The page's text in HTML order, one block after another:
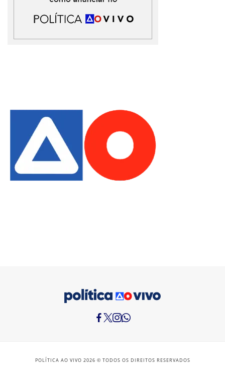
POLÍTICA AO VIVO 2026 © TODOS OS DIREITOS RESERVADOS